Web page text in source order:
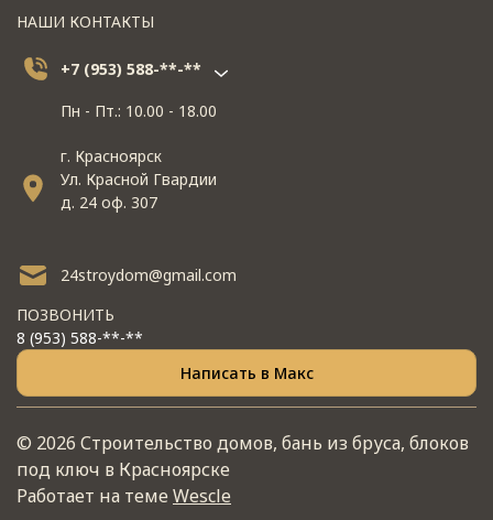
НАШИ КОНТАКТЫ
+7 (953) 588-**-**
Пн - Пт.: 10.00 - 18.00
г. Красноярск
Ул. Красной Гвардии
д. 24 оф. 307
24stroydom@gmail.com
ПОЗВОНИТЬ
8 (953) 588-**-**
Написать в Макс
© 2026 Строительство домов, бань из бруса, блоков
под ключ в Красноярске
Работает на темеWescle